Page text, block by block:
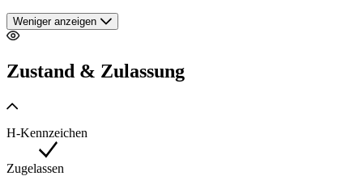
Weniger anzeigen
Zustand & Zulassung
H-Kennzeichen
Zugelassen